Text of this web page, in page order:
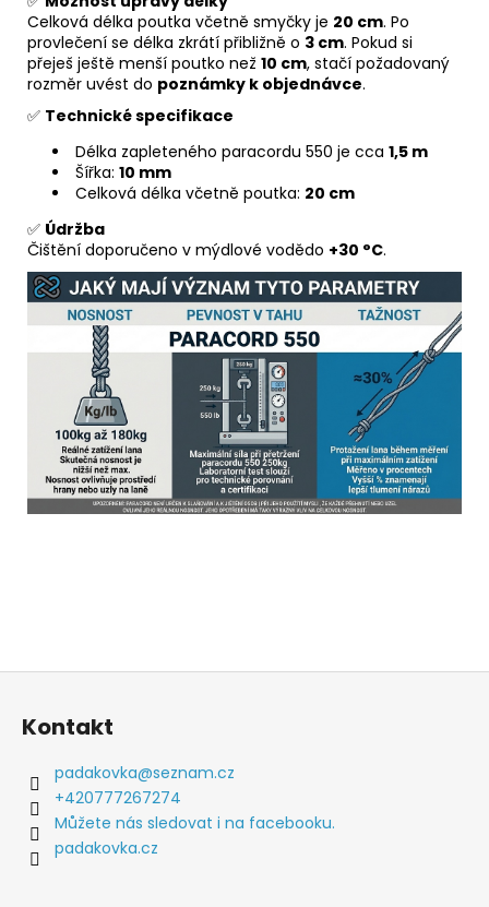
Celková délka poutka včetně smyčky je 20 cm. Po
provlečení se délka zkrátí přibližně o 3 cm. Pokud si
přeješ ještě menší poutko než 10 cm, stačí požadovaný
rozměr uvést do poznámky k objednávce.
✅ Technické specifikace
Délka zapleteného paracordu 550 je cca 1,5 m
Šířka: 10 mm
Celková délka včetně poutka: 20 cm
✅ Údržba
Čištění doporučeno v mýdlové vodědo +30 °C.
Z
Kontakt
padakovka@seznam.cz
+420777267274
Můžete nás sledovat i na facebooku.
padakovka.cz